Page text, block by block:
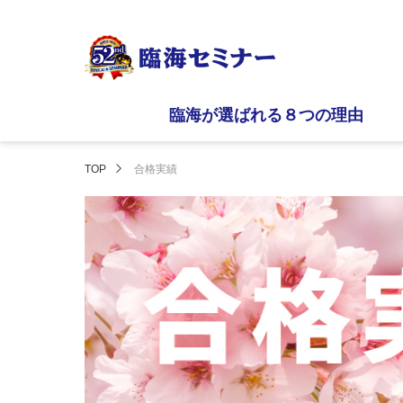
臨海が選ばれる８つの理由
TOP 合格実績